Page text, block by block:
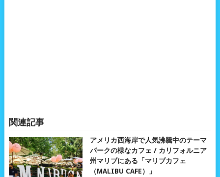
関連記事
アメリカ西海岸で人気沸騰中のテーマ
パークの様なカフェ / カリフォルニア
州マリブにある「マリブカフェ
（MALIBU CAFE）」